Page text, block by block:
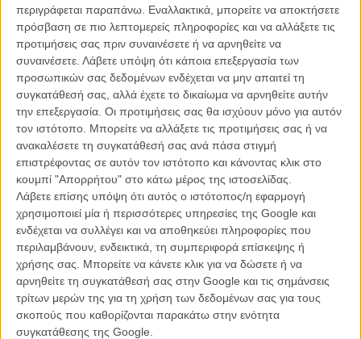
περιγράφεται παραπάνω. Εναλλακτικά, μπορείτε να αποκτήσετε
πρόσβαση σε πιο λεπτομερείς πληροφορίες και να αλλάξετε τις
προτιμήσεις σας πριν συναινέσετε ή να αρνηθείτε να
συναινέσετε. Λάβετε υπόψη ότι κάποια επεξεργασία των
προσωπικών σας δεδομένων ενδέχεται να μην απαιτεί τη
συγκατάθεσή σας, αλλά έχετε το δικαίωμα να αρνηθείτε αυτήν
την επεξεργασία. Οι προτιμήσεις σας θα ισχύουν μόνο για αυτόν
τον ιστότοπο. Μπορείτε να αλλάξετε τις προτιμήσεις σας ή να
ανακαλέσετε τη συγκατάθεσή σας ανά πάσα στιγμή
επιστρέφοντας σε αυτόν τον ιστότοπο και κάνοντας κλικ στο
κουμπί "Απορρήτου" στο κάτω μέρος της ιστοσελίδας.
Λάβετε επίσης υπόψη ότι αυτός ο ιστότοπος/η εφαρμογή
χρησιμοποιεί μία ή περισσότερες υπηρεσίες της Google και
ενδέχεται να συλλέγει και να αποθηκεύει πληροφορίες που
περιλαμβάνουν, ενδεικτικά, τη συμπεριφορά επίσκεψης ή
χρήσης σας. Μπορείτε να κάνετε κλικ για να δώσετε ή να
αρνηθείτε τη συγκατάθεσή σας στην Google και τις σημάνσεις
τρίτων μερών της για τη χρήση των δεδομένων σας για τους
σκοπούς που καθορίζονται παρακάτω στην ενότητα
συγκατάθεσης της Google.
Η ταινία ακολουθεί την ιστορία της Στέλλας, μια σαραντάρας
εξωτικής γυναίκας, η οποία μετά το θάνατο του άντρα της σε ένα
αυτοκινητιστικό ατύχημα, που τα αίτιά του έμειναν αδιευκρίνιστα,
δίνει παραστάσεις sex show σε έναν παλιό κινηματογράφο τέχνης,
που έχει μετατραπεί σε στριπτιζάδικο, προκειμένου να επιβιώσει με
την νεαρή κόρη της, την Φανή. Εκεί θα την γνωρίσει ένας
γερασμένος πια playboy, ο Νίκος, που περιφέρεται μόνος,
παρατημένος από την γυναίκα του, αλλά και τον γιο του, τον
Έκτορα, ο οποίος μόλις έχει παντρευτεί.
Ο Νίκος θα αγαπήσει την Στέλλα ακαριαία, απόλυτα, απεγνωσμένα.
Και θα την διεκδικήσει. Όμως τα παιδιά τους, η Φανή κι ο Έκτορας,
θα διεκδικήσουν κι αυτά το μερίδιό τους από την αγάπη. Γιατί η
Φανή, που δεν έχει αποδεχτεί τον θάνατο της πατέρα της, έχει γίνει
πλέον επιθετική, ατίθαση, εκρηκτική. Και κυρίως ερωτική. Με τον
κάθε άντρα. Και με όλους. Αλλά και ο Έκτορας, εγκαταλειμμένος
από την μητέρα του, γίνεται μέρα με την μέρα ένας βίαιος και
απρόβλεπτος άντρας. Τους λείπει η αγάπη και την θέλουν όσο
τίποτα δική τους. Μόνο δική τους.